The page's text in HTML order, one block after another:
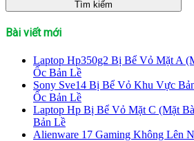
Bài viết mới
Laptop Hp350g2 Bị Bể Vỏ Mặt A
Ốc Bản Lề
Sony Sve14 Bị Bể Vỏ Khu Vực
Ốc Bản Lề
Laptop Hp Bị Bể Vỏ Mặt C (Mặt
Bản Lề
Alienware 17 Gaming Không Lên